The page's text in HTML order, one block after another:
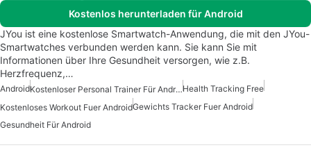
Kostenlos herunterladen für Android
JYou ist eine kostenlose Smartwatch-Anwendung, die mit den JYou-
Smartwatches verbunden werden kann. Sie kann Sie mit
Informationen über Ihre Gesundheit versorgen, wie z.B.
Herzfrequenz,…
Android Kostenloser Personal Trainer Für AndroidHealth Tracking Free
Kostenloses Workout Fuer AndroidGewichts Tracker Fuer Android
Gesundheit Für Android